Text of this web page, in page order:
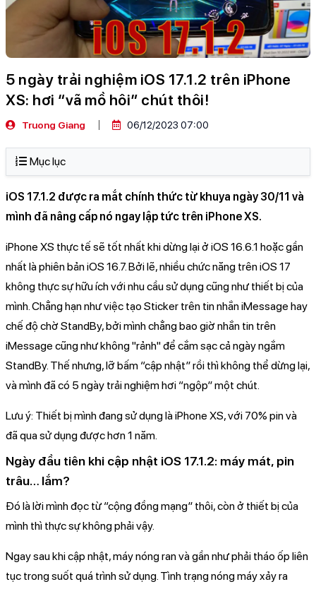
5 ngày trải nghiệm iOS 17.1.2 trên iPhone
XS: hơi “vã mồ hôi” chút thôi!
Truong Giang 06/12/2023 07:00
Mục lục
iOS 17.1.2 được ra mắt chính thức từ khuya ngày 30/11 và
mình đã nâng cấp nó ngay lập tức trên iPhone XS.
iPhone XS thực tế sẽ tốt nhất khi dừng lại ở iOS 16.6.1 hoặc gần
nhất là phiên bản iOS 16.7. Bởi lẽ, nhiều chức năng trên iOS 17
không thực sự hữu ích với nhu cầu sử dụng cũng như thiết bị của
mình. Chẳng hạn như việc tạo Sticker trên tin nhắn iMessage hay
chế độ chờ StandBy, bởi mình chẳng bao giờ nhắn tin trên
iMessage cũng như không "rảnh" để cắm sạc cả ngày ngắm
StandBy. Thế nhưng, lỡ bấm “cập nhật” rồi thì không thể dừng lại,
và mình đã có 5 ngày trải nghiệm hơi “ngộp” một chút.
Lưu ý: Thiết bị mình đang sử dụng là iPhone XS, với 70% pin và
đã qua sử dụng được hơn 1 năm.
Ngày đầu tiên khi cập nhật iOS 17.1.2: máy mát, pin
trâu… lắm?
Đó là lời mình đọc từ “cộng đồng mạng” thôi, còn ở thiết bị của
mình thì thực sự không phải vậy.
Ngay sau khi cập nhật, máy nóng ran và gần như phải tháo ốp liên
tục trong suốt quá trình sử dụng. Tình trạng nóng máy xảy ra